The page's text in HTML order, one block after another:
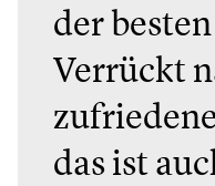
der
Verrückt
das ist